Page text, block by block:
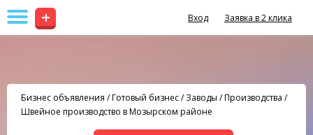
+ Вход Заявка в 2 клика
Бизнес объявления /Готовый бизнес/Заводы / Производства /
Швейное производство в Мозырском районе